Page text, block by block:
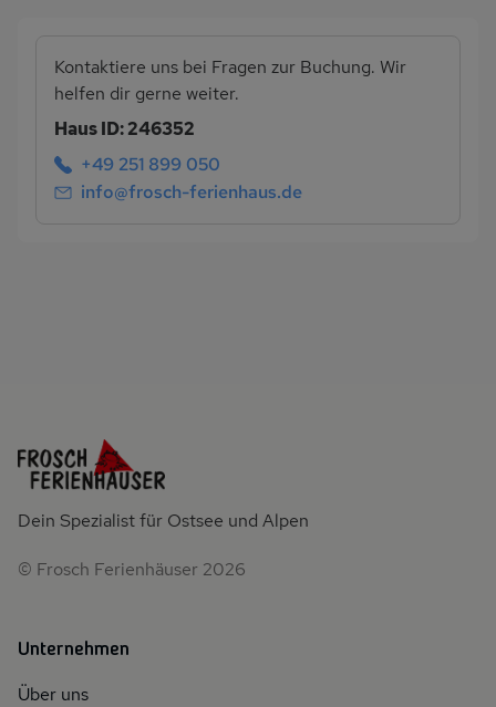
Kontaktiere uns bei Fragen zur Buchung. Wir
helfen dir gerne weiter.
Haus ID: 246352
+49 251 899 050
info@frosch-ferienhaus.de
Dein Spezialist für Ostsee und Alpen
© Frosch Ferienhäuser 2026
Unternehmen
Über uns